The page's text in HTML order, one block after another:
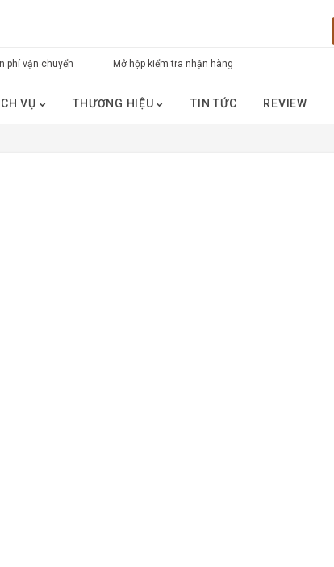
phí vận chuyển Mở hộp kiểm tra nhận hàng
VỤ THƯƠNG HIỆU TIN TỨC REVIEW